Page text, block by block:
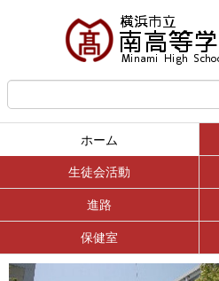
ホーム
生徒会活動
進路
保健室